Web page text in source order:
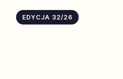
EDYCJA 32/26